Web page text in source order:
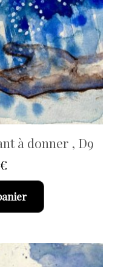
à donner , D9
€